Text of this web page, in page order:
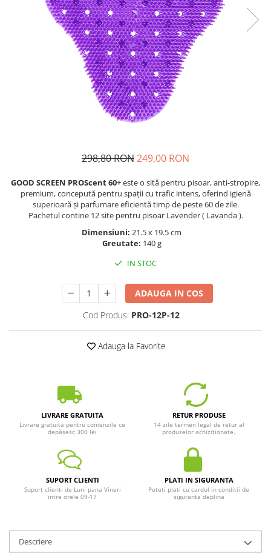
298,80 RON249,00 RON
GOOD SCREEN PROScent 60+este o sită pentru pisoar, anti-stropire,
premium, concepută pentru spații cu trafic intens, oferind igienă
superioară și parfumare eficientă timp de peste 60 de zile.
Pachetul contine 12 site pentru pisoar Lavender ( Lavanda ).
Dimensiuni: 21.5 x 19.5 cm
Greutate: 140 g
IN STOC
ADAUGA IN COS
Cod Produs: PRO-12P-12
Adauga la Favorite
LIVRARE GRATUITA
Livrare gratuita pentru comenzile ce
depășesc 300 lei
RETUR PRODUSE
14 zile termen legal de retur al
produselor achiziționate.
SUPORT CLIENTI
Suport clienti de Luni pana Vineri
intre orele 09-17
PLATI IN SIGURANTA
Puteti plati cu cardul in conditii de
siguranta deplina
Descriere